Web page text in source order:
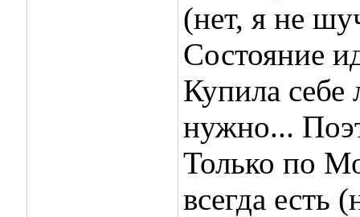
(нет, я не
Состояние
Купила себе
нужно...
Только по
всегда есть